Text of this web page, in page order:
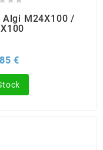
M24X100 /
€